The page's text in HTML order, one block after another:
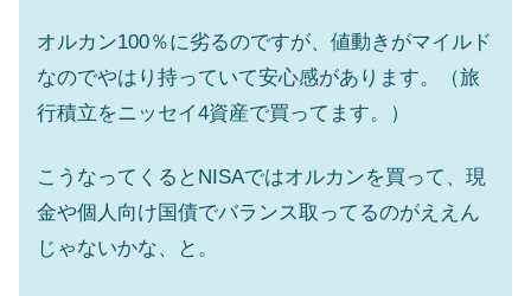
オルカン100％に劣るのですが、値動きがマイルド
なのでやはり持っていて安心感があります。（旅
行積立をニッセイ4資産で買ってます。）
こうなってくるとNISAではオルカンを買って、現
金や個人向け国債でバランス取ってるのがええん
じゃないかな、と。